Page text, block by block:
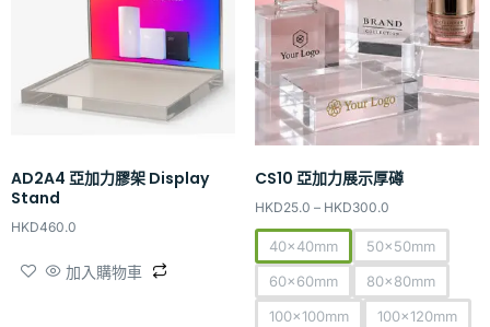
AD2A4 亞加力膠架 Display
Stand
HKD460.0
加入購物車
CS10 亞加力展示厚𥖁
HKD25.0 – HKD300.0
40x40mm
50x50mm
60x60mm
80x80mm
100x100mm
100x120mm